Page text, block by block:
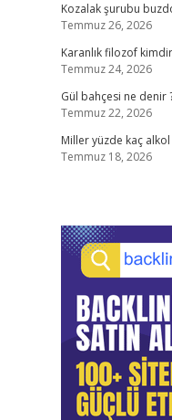
Kozalak şurubu
Temmuz 26, 2026
Karanlık filozof
Temmuz 24, 2026
Gül bahçesi ne denir
Temmuz 22, 2026
Miller yüzde kaç alkol
Temmuz 18, 2026